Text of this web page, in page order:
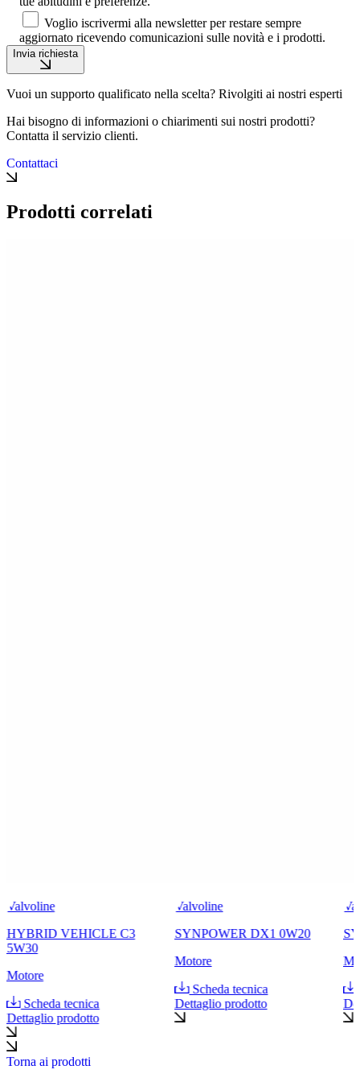
Voglio iscrivermi alla newsletter per restare sempre
aggiornato ricevendo comunicazioni sulle novità e i prodotti.
Invia richiesta
Vuoi un supporto qualificato nella scelta? Rivolgiti ai nostri esperti
Hai bisogno di informazioni o chiarimenti sui nostri prodotti?
Contatta il servizio clienti.
Contattaci
Prodotti correlati
Valvoline
HYBRID VEHICLE C3
5W30
Motore
Scheda tecnica
Dettaglio prodotto
Valvoline
SYNPOWER DX1 0W20
Motore
Scheda tecnica
Dettaglio prodotto
Torna ai prodotti